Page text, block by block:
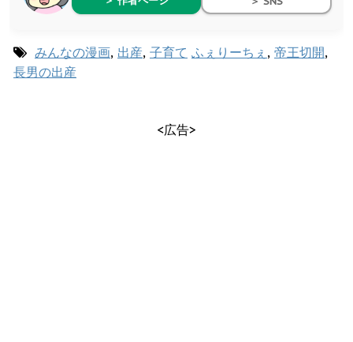
みんなの漫画, 出産, 子育て ふぇりーちぇ , 帝王切開,
長男の出産
<広告>